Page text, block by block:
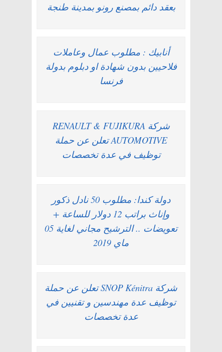
بعقد دائم بمصنع رونو بمدينة طنجة
أنابيك : مطلوب عمال وعاملات
فلاحيين بدون شهادة او دبلوم بدولة
فرنسا
شركة RENAULT & FUJIKURA
AUTOMOTIVE تعلن عن حملة
توظيف في عدة تخصصات
دولة كندا: مطلوب 50 نادل ذكور
وإناث براتب 12 دولار للساعة +
تعويضات .. الترشيح مجاني لغاية 05
ماي 2019
شركة SNOP Kénitra تعلن عن حملة
توظيف عدة مهندسين و تقنيين في
عدة تخصصات